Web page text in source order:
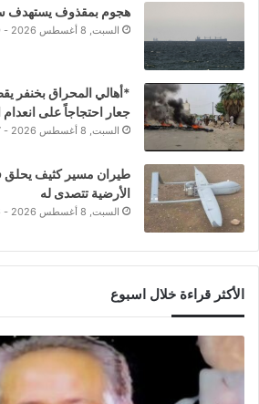
هجوم بمقذوف يستهدف
السبت, 8 أغسطس 2026 - 7:20 م
*أهالي المحراق بخنفر
جعار احتجاجاً على انعدام
السبت, 8 أغسطس 2026 - 7:07 م
طيران مسير كثيف يحلق
الأرضية تتصدى له
السبت, 8 أغسطس 2026 - 7:06 م
الأكثر قراءة خلال اسبوع